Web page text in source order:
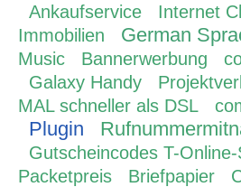
Ankaufservice Internet
Immobilien
German
Music
Bannerwerbung
Galaxy Handy
MAL schneller als DSL
Plugin
Gutscheincodes T-
Packetpreis Briefpapier